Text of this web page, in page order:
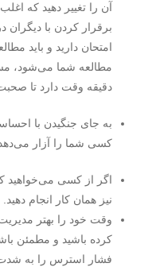
آن را تغییر دهید که
برقرار کردن با
امتحان دارید و باید
دقیقه وقت دارد تا
به جای جنگیدن با
کسی شما را آزار می‌دهد،
اگر از کسی می‌خواهید
نیز همان کار انجام دهید.
وقت خود را بهتر
کرده باشید و مطمئن
فشار استرس را به